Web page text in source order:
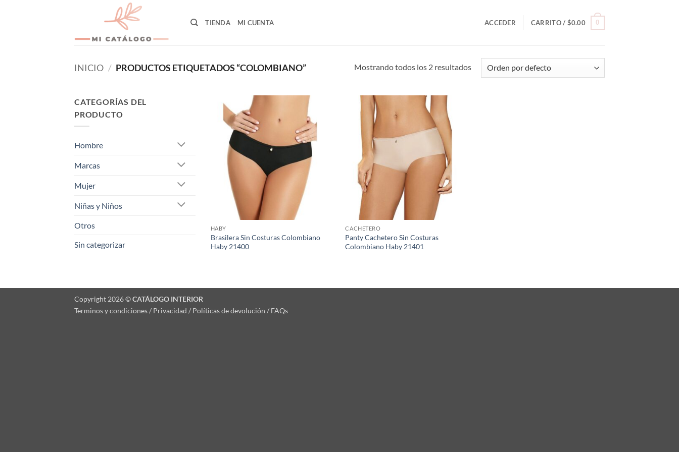
TIENDA MI CUENTA ACCEDER CARRITO / $0.00 0
INICIO / PRODUCTOS ETIQUETADOS “COLOMBIANO” Mostrando todos los 2 resultados
CATEGORÍAS DEL
PRODUCTO
Hombre
Marcas
Mujer
Niñas y Niños
Otros
Sin categorizar
HABY
Brasilera Sin Costuras Colombiano
Haby 21400
CACHETERO
Panty Cachetero Sin Costuras
Colombiano Haby 21401
Copyright 2026 ©CATÁLOGO INTERIOR
Terminos y condiciones / Privacidad / Políticas de devolución / FAQs